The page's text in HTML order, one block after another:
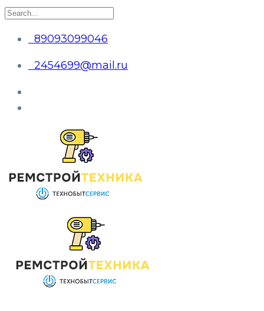
89093099046
2454699@mail.ru